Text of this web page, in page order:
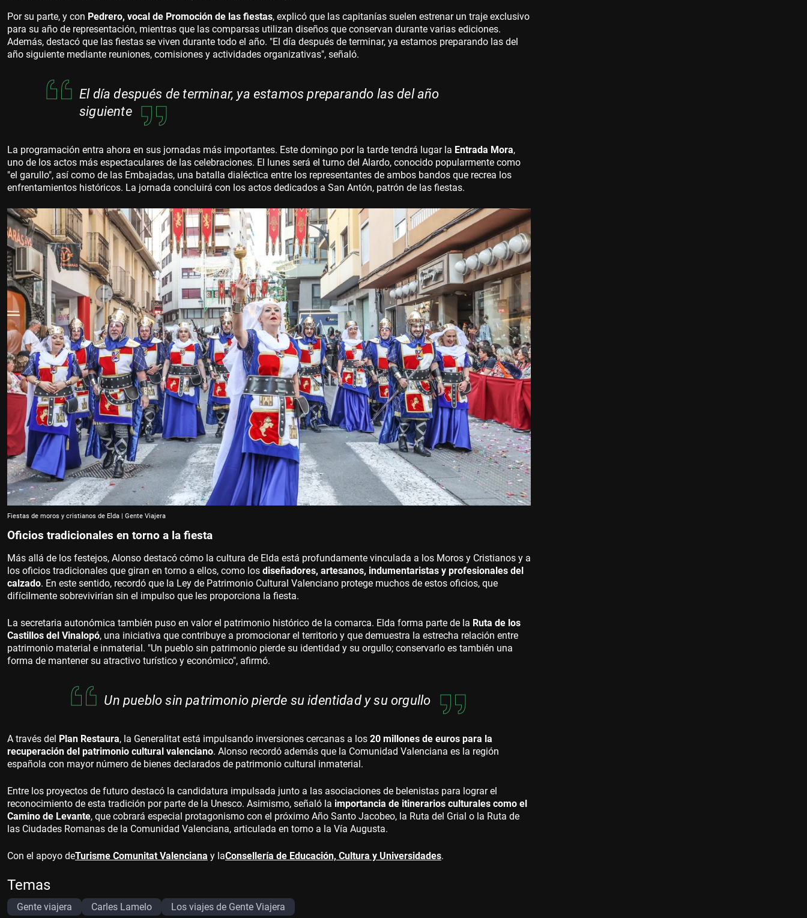
Por su parte, y con Pedrero, vocal de Promoción de las fiestas, explicó que las capitanías suelen estrenar un traje exclusivo
para su año de representación, mientras que las comparsas utilizan diseños que conservan durante varias ediciones.
Además, destacó que las fiestas se viven durante todo el año. "El día después de terminar, ya estamos preparando las del
año siguiente mediante reuniones, comisiones y actividades organizativas", señaló.
El día después de terminar, ya estamos preparando las del año
siguiente
La programación entra ahora en sus jornadas más importantes. Este domingo por la tarde tendrá lugar la Entrada Mora,
uno de los actos más espectaculares de las celebraciones. El lunes será el turno del Alardo, conocido popularmente como
"el garullo", así como de las Embajadas, una batalla dialéctica entre los representantes de ambos bandos que recrea los
enfrentamientos históricos. La jornada concluirá con los actos dedicados a San Antón, patrón de las fiestas.
Fiestas de moros y cristianos de Elda | Gente Viajera
Oficios tradicionales en torno a la fiesta
Más allá de los festejos, Alonso destacó cómo la cultura de Elda está profundamente vinculada a los Moros y Cristianos y a
los oficios tradicionales que giran en torno a ellos, como los diseñadores, artesanos, indumentaristas y profesionales del
calzado. En este sentido, recordó que la Ley de Patrimonio Cultural Valenciano protege muchos de estos oficios, que
difícilmente sobrevivirían sin el impulso que les proporciona la fiesta.
La secretaria autonómica también puso en valor el patrimonio histórico de la comarca. Elda forma parte de la Ruta de los
Castillos del Vinalopó, una iniciativa que contribuye a promocionar el territorio y que demuestra la estrecha relación entre
patrimonio material e inmaterial. "Un pueblo sin patrimonio pierde su identidad y su orgullo; conservarlo es también una
forma de mantener su atractivo turístico y económico", afirmó.
Un pueblo sin patrimonio pierde su identidad y su orgullo
A través del Plan Restaura, la Generalitat está impulsando inversiones cercanas a los 20 millones de euros para la
recuperación del patrimonio cultural valenciano. Alonso recordó además que la Comunidad Valenciana es la región
española con mayor número de bienes declarados de patrimonio cultural inmaterial.
Entre los proyectos de futuro destacó la candidatura impulsada junto a las asociaciones de belenistas para lograr el
reconocimiento de esta tradición por parte de la Unesco. Asimismo, señaló la importancia de itinerarios culturales como el
Camino de Levante, que cobrará especial protagonismo con el próximo Año Santo Jacobeo, la Ruta del Grial o la Ruta de
las Ciudades Romanas de la Comunidad Valenciana, articulada en torno a la Vía Augusta.
Con el apoyo deTurisme Comunitat Valenciana y laConsellería de Educación, Cultura y Universidades.
Temas
Gente viajera Carles Lamelo Los viajes de Gente Viajera